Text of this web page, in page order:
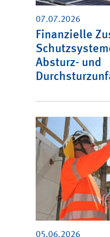
07.07.2026
Finanzielle
Absturz- und
05.06.2026